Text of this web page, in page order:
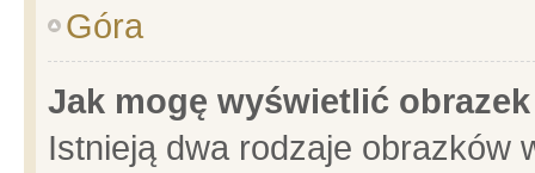
Góra
Jak mogę wyświetlić
Istnieją dwa rodzaje obrazków